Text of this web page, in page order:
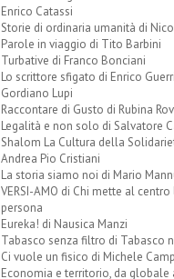
Enrico Catassi
Storie di ordinaria umanità di
Parole in viaggio di Tito Barbini
Turbative di Franco Bonciani
Lo scrittore sfigato di Enrico
Gordiano Lupi
Raccontare di Gusto di Rubina
Legalità e non solo di Salvatore
Shalom La Cultura della
Andrea Pio Cristiani
La storia siamo noi di Mario
VERSI-AMO di Chi mette al centro
persona
Eureka! di Nausica Manzi
Tabasco senza filtro di Tabasco
Ci vuole un fisico di Michele
Economia e territorio, da globale